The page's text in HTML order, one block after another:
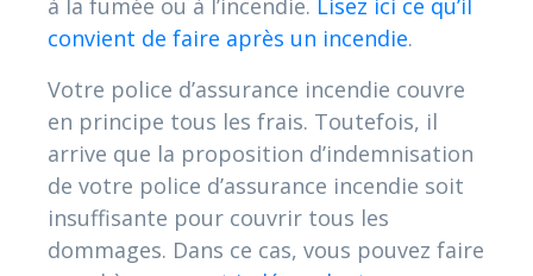
convient de faire après un incendie.
Votre police d’assurance incendie couvre
en principe tous les frais. Toutefois, il
arrive que la proposition d’indemnisation
de votre police d’assurance incendie soit
insuffisante pour couvrir tous les
dommages. Dans ce cas, vous pouvez faire